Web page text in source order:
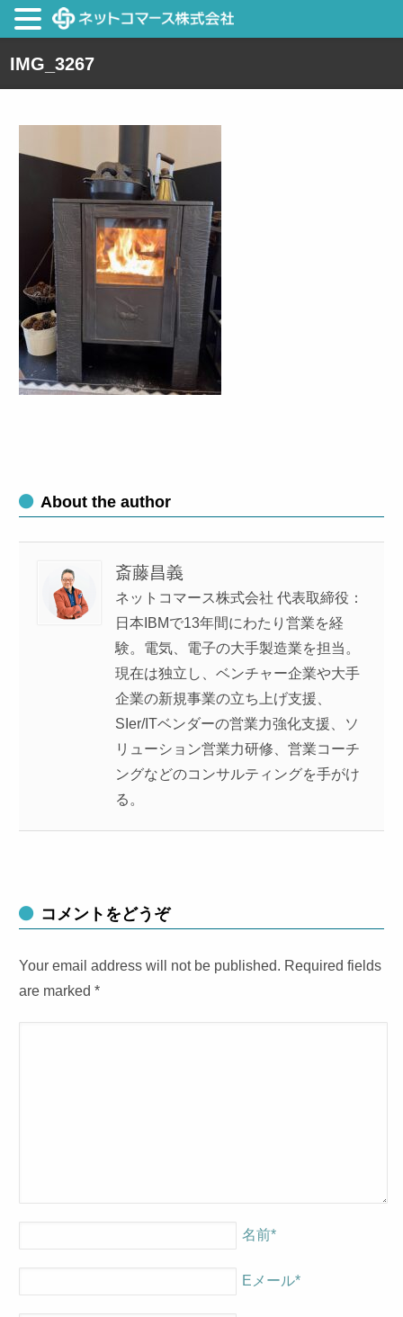
IMG_3267
About the author
斎藤昌義
ネットコマース株式会社 代表取締役：
日本IBMで13年間にわたり営業を経
験。電気、電子の大手製造業を担当。
現在は独立し、ベンチャー企業や大手
企業の新規事業の立ち上げ支援、
SIer/ITベンダーの営業力強化支援、ソ
リューション営業力研修、営業コーチ
ングなどのコンサルティングを手がけ
る。
コメントをどうぞ
Your email address will not be published. Required fields
are marked*
名前*
Eメール*